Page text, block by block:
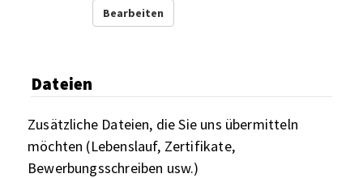
Bearbeiten
Dateien
Zusätzliche Dateien, die Sie uns übermitteln
möchten (Lebenslauf, Zertifikate,
Bewerbungsschreiben usw.)